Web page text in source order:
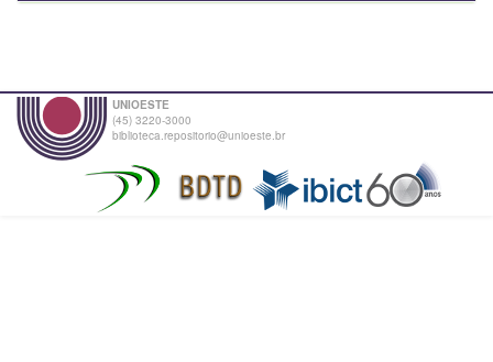
UNIOESTE
(45) 3220-3000
biblioteca.repositorio@unioeste.br